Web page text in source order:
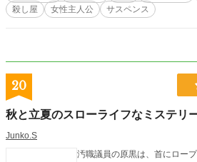
殺し屋
女性主人公 サスペンス
20
秋と立夏のスローライフなミステリ
Junko.S
汚職議員の原黒は、首にロー